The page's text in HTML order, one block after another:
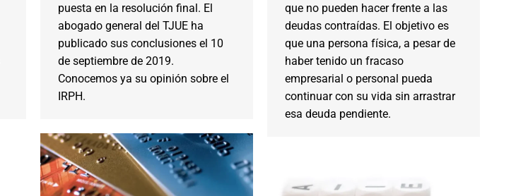
puesta en la resolución final. El
abogado general del TJUE ha
publicado sus conclusiones el 10
de septiembre de 2019.
Conocemos ya su opinión sobre el
IRPH.
que no pueden hacer frente a las
deudas contraídas. El objetivo es
que una persona física, a pesar de
haber tenido un fracaso
empresarial o personal pueda
continuar con su vida sin arrastrar
esa deuda pendiente.